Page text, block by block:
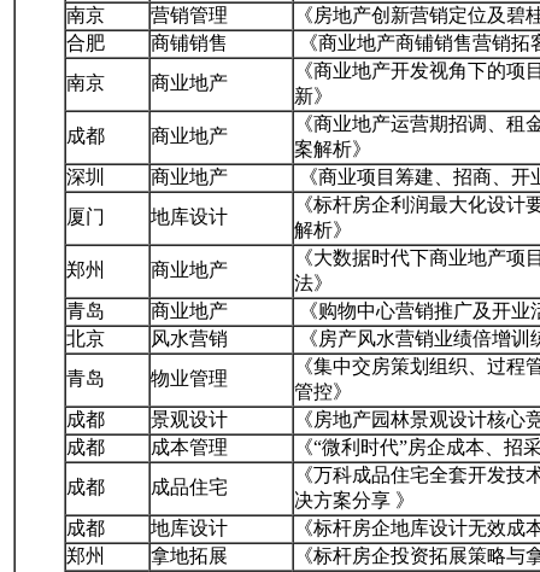
南京
营销管理
《房地产创新营销定位及碧
合肥
商铺销售
《商业地产商铺销售营销
南京
商业地产
《商业地产开发视角下的项
新》
成都
商业地产
《商业地产运营期招调、
案解析》
深圳
商业地产
《商业项目筹建、招商、开
厦门
地库设计
《标杆房企利润最大化设
解析》
郑州
商业地产
《大数据时代下商业地产
法》
青岛
商业地产
《购物中心营销推广及开
北京
风水营销
《房产风水营销业绩倍增训
青岛
物业管理
《集中交房策划组织、过程
管控》
成都
景观设计
《房地产园林景观设计核心
成都
成本管理
《“微利时代”房企成本、招
成都
成品住宅
《万科成品住宅全套开发
决方案分享 》
成都
地库设计
《标杆房企地库设计无效成
郑州
拿地拓展
《标杆房企投资拓展策略与